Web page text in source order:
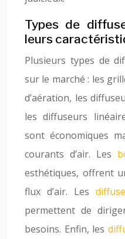
Types de
leurs
Plusieurs types de
sur le marché : les
d’aération, les
les diffuseurs
sont économiques
courants d’air. Les
esthétiques, offrent
flux d’air. Les
permettent de
besoins. Enfin, les